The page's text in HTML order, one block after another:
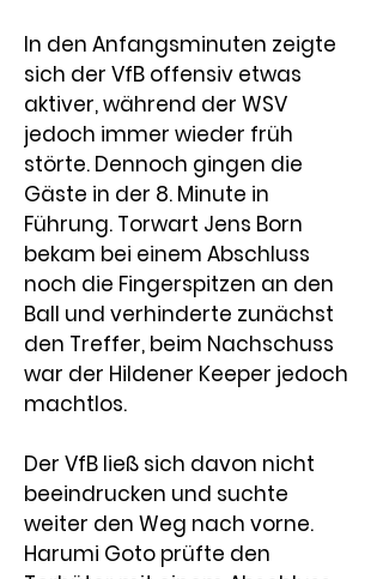
In den Anfangsminuten zeigte
sich der VfB offensiv etwas
aktiver, während der WSV
jedoch immer wieder früh
störte. Dennoch gingen die
Gäste in der 8. Minute in
Führung. Torwart Jens Born
bekam bei einem Abschluss
noch die Fingerspitzen an den
Ball und verhinderte zunächst
den Treffer, beim Nachschuss
war der Hildener Keeper jedoch
machtlos.
Der VfB ließ sich davon nicht
beeindrucken und suchte
weiter den Weg nach vorne.
Harumi Goto prüfte den